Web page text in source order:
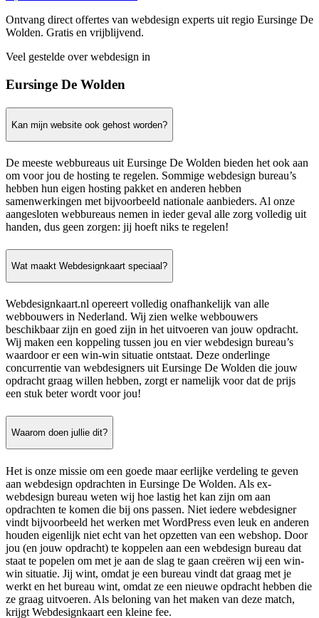
Ontvang direct offertes van webdesign experts uit regio Eursinge De
Wolden. Gratis en vrijblijvend.
Veel gestelde over webdesign in
Eursinge De Wolden
Kan mijn website ook gehost worden?
De meeste webbureaus uit Eursinge De Wolden bieden het ook aan
om voor jou de hosting te regelen. Sommige webdesign bureau’s
hebben hun eigen hosting pakket en anderen hebben
samenwerkingen met bijvoorbeeld nationale aanbieders. Al onze
aangesloten webbureaus nemen in ieder geval alle zorg volledig uit
handen, dus geen zorgen: jij hoeft niks te regelen!
Wat maakt Webdesignkaart speciaal?
Webdesignkaart.nl opereert volledig onafhankelijk van alle
webbouwers in Nederland. Wij zien welke webbouwers
beschikbaar zijn en goed zijn in het uitvoeren van jouw opdracht.
Wij maken een koppeling tussen jou en vier webdesign bureau’s
waardoor er een win-win situatie ontstaat. Deze onderlinge
concurrentie van webdesigners uit Eursinge De Wolden die jouw
opdracht graag willen hebben, zorgt er namelijk voor dat de prijs
een stuk beter wordt voor jou!
Waarom doen jullie dit?
Het is onze missie om een goede maar eerlijke verdeling te geven
aan webdesign opdrachten in Eursinge De Wolden. Als ex-
webdesign bureau weten wij hoe lastig het kan zijn om aan
opdrachten te komen die bij ons passen. Niet iedere webdesigner
vindt bijvoorbeeld het werken met WordPress even leuk en anderen
houden eigenlijk niet echt van het opzetten van een webshop. Door
jou (en jouw opdracht) te koppelen aan een webdesign bureau dat
staat te popelen om met je aan de slag te gaan creëren wij een win-
win situatie. Jij wint, omdat je een bureau vindt dat graag met je
werkt en het bureau wint, omdat ze een nieuwe opdracht hebben die
ze graag uitvoeren. Als beloning van het maken van deze match,
krijgt Webdesignkaart een kleine fee.